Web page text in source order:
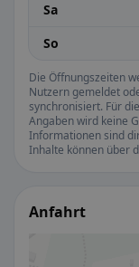
Sa
So
Die Öffnungszeiten
Nutzern gemeldet
synchronisiert. Für
Angaben wird keine
Informationen sind
Inhalte können über
Anfahrt